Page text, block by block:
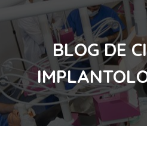
BLOG DE